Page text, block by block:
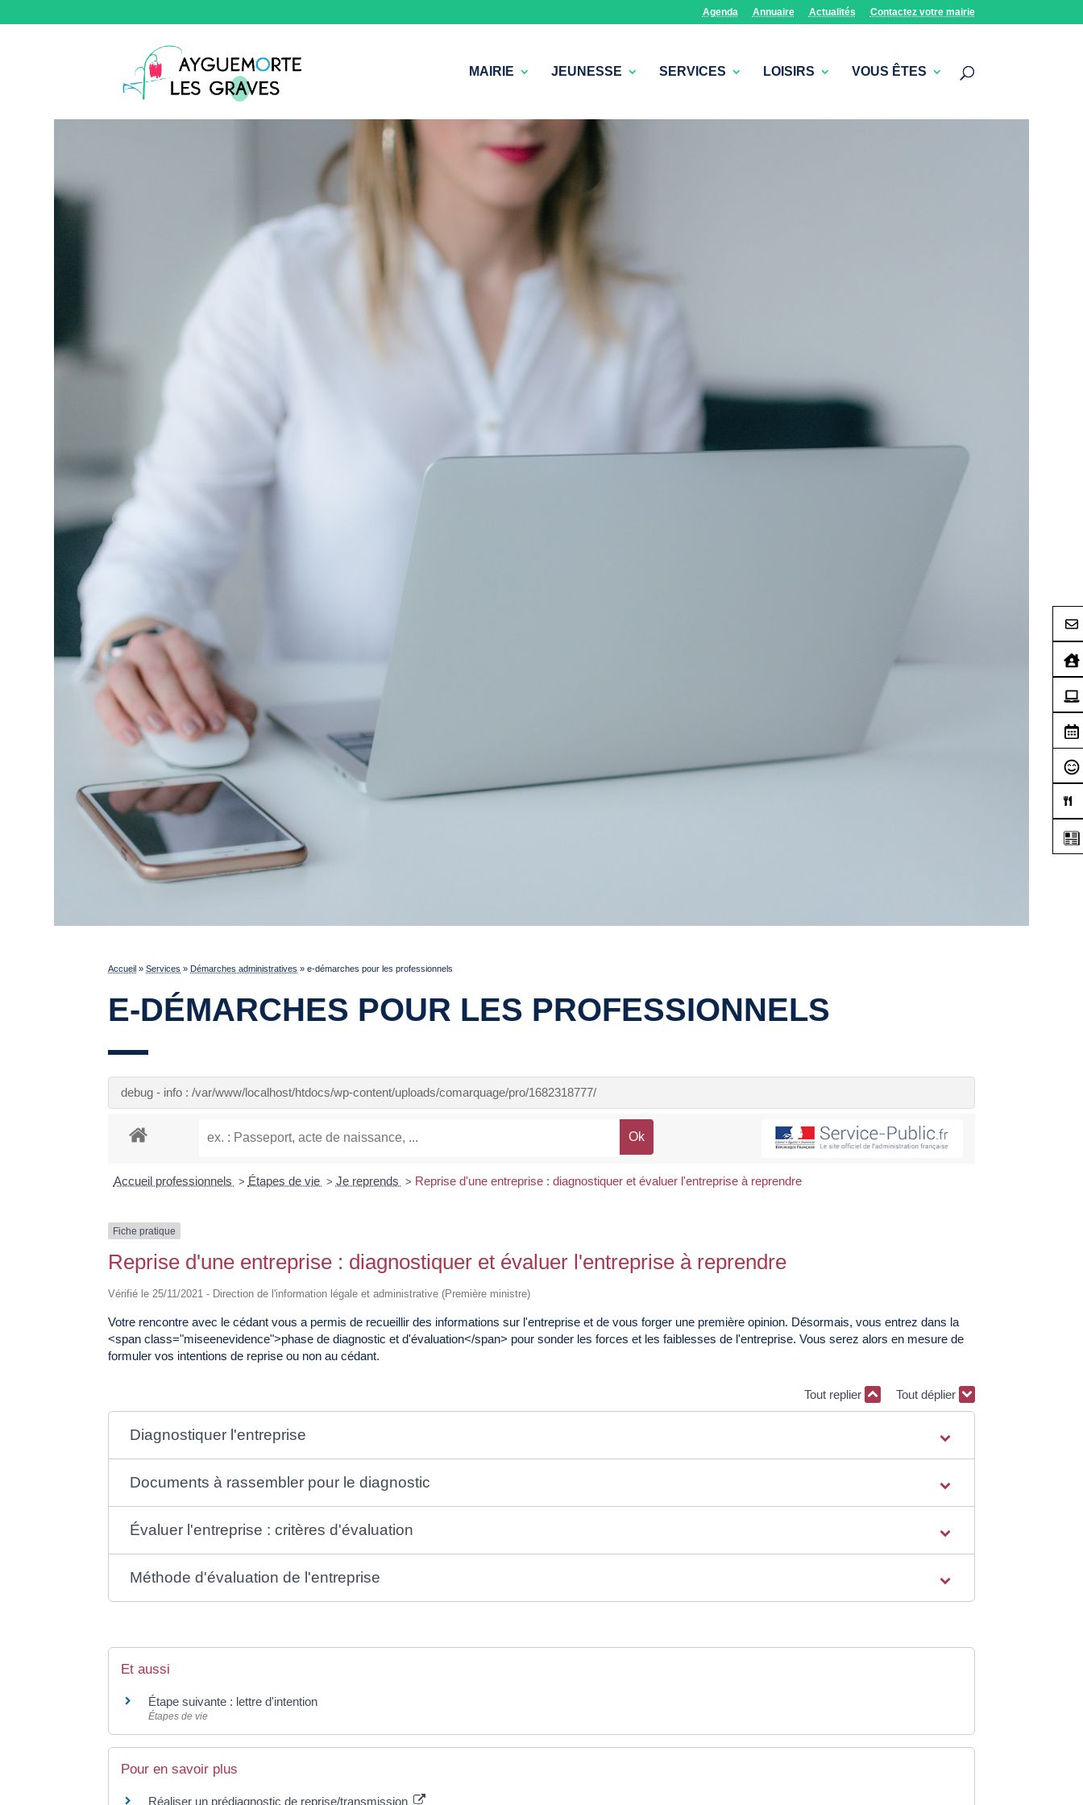
Agenda Annuaire Actualités Contactez votre mairie
MAIRIE JEUNESSE SERVICES LOISIRS VOUS ÊTES
Accueil »Services » Démarches administratives »e-démarches pour les professionnels
E-DÉMARCHES POUR LES PROFESSIONNELS
debug - info : /var/www/localhost/htdocs/wp-content/uploads/comarquage/pro/1682318777/
Accueil professionnels > Étapes de vie > Je reprends > Reprise d'une entreprise : diagnostiquer et évaluer l'entreprise à reprendre
Fiche pratique
Reprise d'une entreprise : diagnostiquer et évaluer l'entreprise à reprendre
Vérifié le 25/11/2021 - Direction de l'information légale et administrative (Première ministre)
Votre rencontre avec le cédant vous a permis de recueillir des informations sur l'entreprise et de vous forger une première opinion. Désormais, vous entrez dans la
<span class="miseenevidence">phase de diagnostic et d'évaluation</span> pour sonder les forces et les faiblesses de l'entreprise. Vous serez alors en mesure de
formuler vos intentions de reprise ou non au cédant.
Tout replier Tout déplier
Diagnostiquer l'entreprise
Documents à rassembler pour le diagnostic
Évaluer l'entreprise : critères d'évaluation
Méthode d'évaluation de l'entreprise
Et aussi
Étape suivante : lettre d'intention
Étapes de vie
Pour en savoir plus
Réaliser un prédiagnostic de reprise/transmission